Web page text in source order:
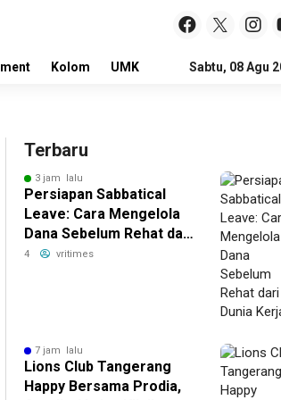
Kolom UMKM LOKER
Sabtu, 08 Agu
Terbaru
3 jam lalu
Persiapan Sabbatical
Leave: Cara Mengelola
Dana Sebelum Rehat dari
Dunia Kerja
4 vritimes
7 jam lalu
Lions Club Tangerang
Happy Bersama Prodia,